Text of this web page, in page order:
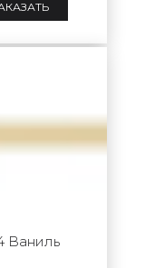
Ваниль